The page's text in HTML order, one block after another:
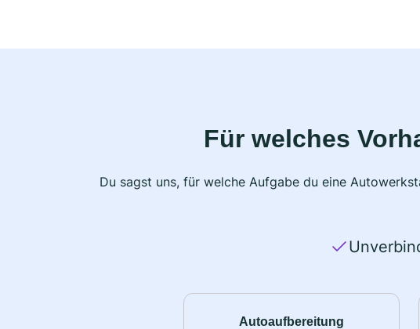
Für welches
Du sagst uns, für welche Aufgabe du eine
Autoaufbereitung